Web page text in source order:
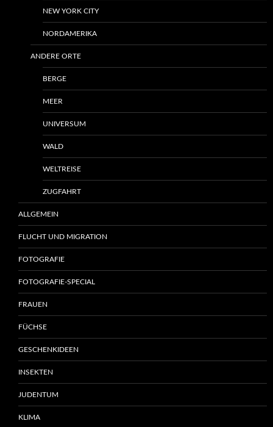
NEW YORK CITY
NORDAMERIKA
ANDERE ORTE
BERGE
MEER
UNIVERSUM
WALD
WELTREISE
ZUGFAHRT
ALLGEMEIN
FLUCHT UND MIGRATION
FOTOGRAFIE
FOTOGRAFIE-SPECIAL
FRAUEN
FÜCHSE
GESCHENKIDEEN
INSEKTEN
JUDENTUM
KLIMA